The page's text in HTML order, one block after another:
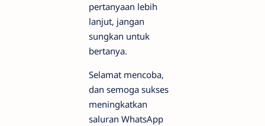
pertanyaan lebih
lanjut, jangan
sungkan untuk
bertanya.
Selamat mencoba,
dan semoga sukses
meningkatkan
saluran WhatsApp